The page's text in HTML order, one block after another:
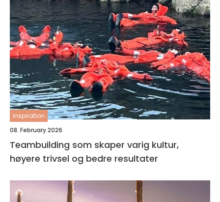
inspiration
08. February 2026
Teambuilding som skaper varig kultur,
høyere trivsel og bedre resultater